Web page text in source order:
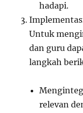
hadapi.
Untuk
dan guru
langkah
relevan